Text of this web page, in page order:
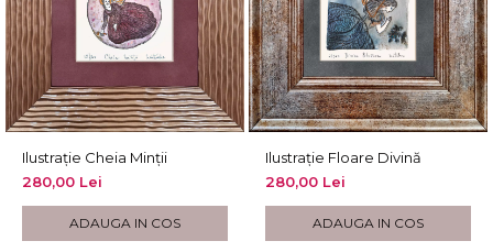
Ilustrație Cheia Minții
280,00 Lei
ADAUGA IN COS
Ilustrație Floare Divină
280,00 Lei
ADAUGA IN COS